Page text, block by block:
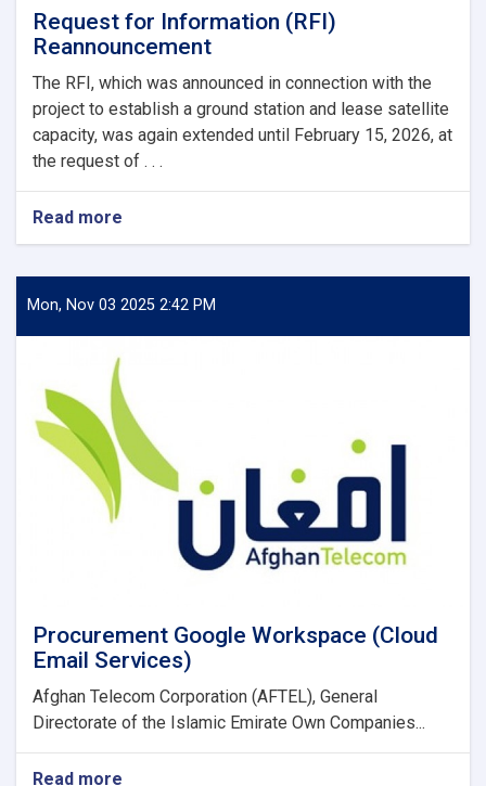
Request for Information (RFI)
Reannouncement
The RFI, which was announced in connection with the
project to establish a ground station and lease satellite
capacity, was again extended until February 15, 2026, at
the request of . . .
Read more
Information
(RFI)
Mon, Nov 03 2025 2:42 PM
Procurement Google Workspace (Cloud
Email Services)
Afghan Telecom Corporation (AFTEL), General
Directorate of the Islamic Emirate Own Companies...
Read more